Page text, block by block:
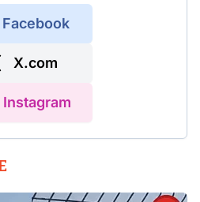
Facebook
X.com
Instagram